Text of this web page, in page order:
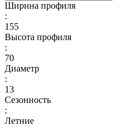
Ширина профиля
:
155
Высота профиля
:
70
Диаметр
:
13
Сезонность
:
Летние